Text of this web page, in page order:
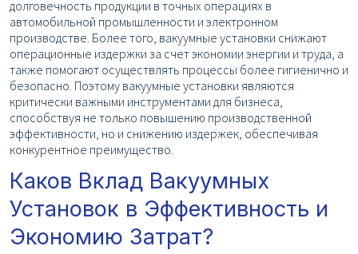
долговечность продукции в точных операциях в
автомобильной промышленности и электронном
производстве. Более того, вакуумные установки снижают
операционные издержки за счет экономии энергии и труда, а
также помогают осуществлять процессы более гигиенично и
безопасно. Поэтому вакуумные установки являются
критически важными инструментами для бизнеса,
способствуя не только повышению производственной
эффективности, но и снижению издержек, обеспечивая
конкурентное преимущество.
Каков Вклад Вакуумных
Установок в Эффективность и
Экономию Затрат?